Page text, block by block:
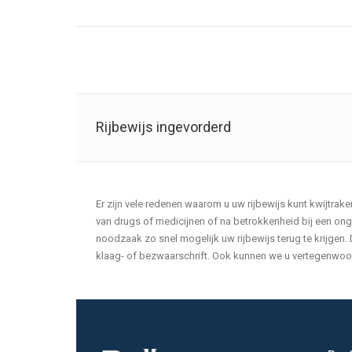
Rijbewijs ingevorderd
Er zijn vele redenen waarom u uw rijbewijs kunt
van drugs of medicijnen of na betrokkenheid bij een
noodzaak zo snel mogelijk uw rijbewijs terug te krijgen.
klaag- of bezwaarschrift. Ook kunnen we u